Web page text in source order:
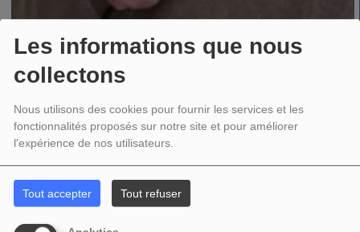
Les informations que nous
collectons
Nous utilisons des cookies pour fournir les services et les
fonctionnalités proposés sur notre site et pour améliorer
l'expérience de nos utilisateurs.
Tout accepter Tout refuser
12 SEPTEMBRE 2025
Chronique Sport Local dans l After Work chaque jeudi de15h30 à 18h30 et
Animateur d Objectif 90